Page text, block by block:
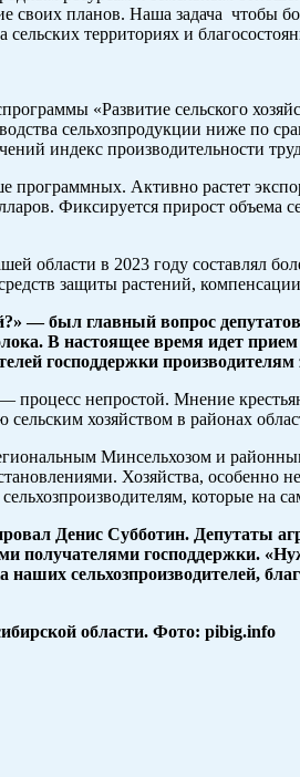
своих планов. Наша задача чтобы
территориях и
«Развитие сельского
сельхозпродукции ниже по
индекс производительности
программных. Активно растет
Фиксируется прирост объема
области в 2023 году составлял
защиты растений,
— был главный вопрос
В настоящее время идет
господдержки
непростой. Мнение
хозяйством в районах
Минсельхозом и
Хозяйства, особенно
которые
Денис Субботин. Депутаты
получателями господдержки.
сельхозпроизводителей,
области. Фото: pibig.info